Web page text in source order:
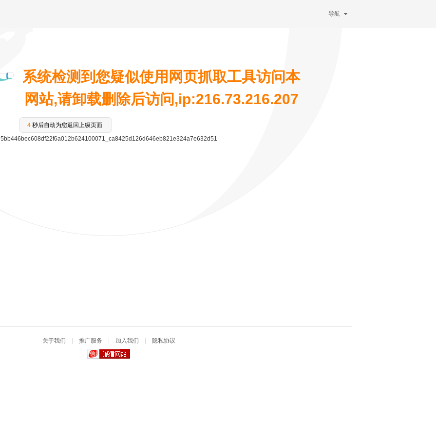
导航
系统检测到您疑似使用网页抓取工具访问本
网站,请卸载删除后访问,ip:216.73.216.207
4 秒后自动为您返回上级页面
5bb446bec608df22f6a012b624100071_ca8425d126d646eb821e324a7e632d51
关于我们 推广服务 加入我们 隐私协议